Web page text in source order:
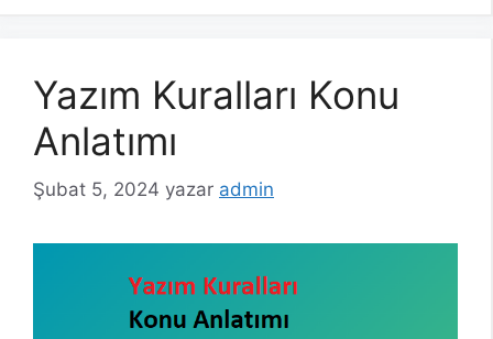
Yazım Kuralları Konu
Anlatımı
Şubat 5, 2024 yazar admin